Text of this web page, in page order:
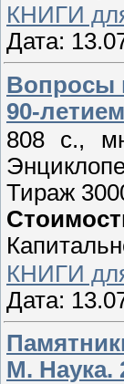
КНИГИ
Дата:
Вопросы
90-
808 с.,
Тираж
КНИГИ
Дата:
М. Наука.